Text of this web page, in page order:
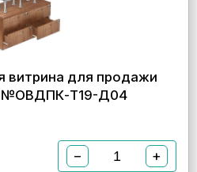
витрина для продажи
№ОВДПК-Т19-Д04
− +